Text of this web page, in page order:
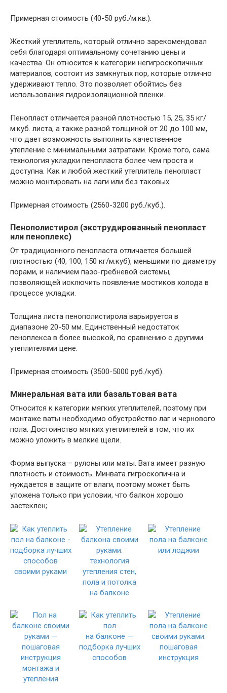
Примерная стоимость (40-50 руб./м.кв.).
Жесткий утеплитель, который отлично зарекомендовал
себя благодаря оптимальному сочетанию цены и
качества. Он относится к категории негигроскопичных
материалов, состоит из замкнутых пор, которые отлично
удерживают тепло. Это позволяет обойтись без
использования гидроизоляционной пленки.
Пенопласт отличается разной плотностью 15, 25, 35 кг/
м.куб. листа, а также разной толщиной от 20 до 100 мм,
что дает возможность выполнить качественное
утепление с минимальными затратами. Кроме того, сама
технология укладки пенопласта более чем проста и
доступна. Как и любой жесткий утеплитель пенопласт
можно монтировать на лаги или без таковых.
Примерная стоимость (2560-3200 руб./куб.).
Пенополистирол (экструдированный пенопласт
или пеноплекс)
От традиционного пенопласта отличается большей
плотностью (40, 100, 150 кг/м.куб), меньшими по диаметру
порами, и наличием пазо-гребневой системы,
позволяющей исключить появление мостиков холода в
процессе укладки.
Толщина листа пенополистирола варьируется в
диапазоне 20-50 мм. Единственный недостаток
пеноплекса в более высокой, по сравнению с другими
утеплителями цене.
Примерная стоимость (3500-5000 руб./куб).
Минеральная вата или базальтовая вата
Относится к категории мягких утеплителей, поэтому при
монтаже ваты необходимо обустройство лаг и чернового
пола. Достоинство мягких утеплителей в том, что их
можно уложить в мелкие щели.
Форма выпуска – рулоны или маты. Вата имеет разную
плотность и стоимость. Минвата гигроскопична и
нуждается в защите от влаги, поэтому может быть
уложена только при условии, что балкон хорошо
застеклен;